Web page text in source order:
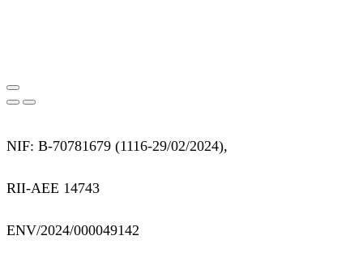
NIF: B-70781679 (1116-29/02/2024),
RII-AEE 14743
ENV/2024/000049142